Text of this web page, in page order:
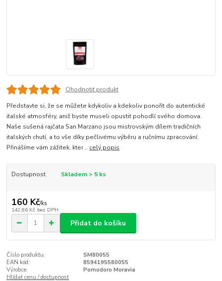
Ohodnotit produkt
Představte si, že se můžete kdykoliv a kdekoliv ponořit do autentické
italské atmosféry, aniž byste museli opustit pohodlí svého domova.
Naše sušená rajčata San Marzano jsou mistrovským dílem tradičních
italských chutí, a to vše díky pečlivému výběru a ručnímu zpracování.
Přinášíme vám zážitek, kter... celý popis
Dostupnost Skladem > 5 ks
160 Kč/ks
142,86 Kč bez DPH
Přidat do košíku
Číslo produktu:
SM80055
EAN kód:
8594195580055
Výrobce:
Pomodoro Moravia
Hlídat cenu / dostupnost